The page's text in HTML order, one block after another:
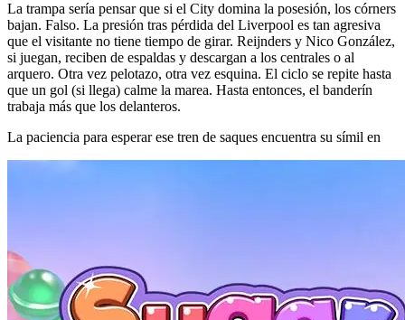
La trampa sería pensar que si el City domina la posesión, los córners
bajan. Falso. La presión tras pérdida del Liverpool es tan agresiva
que el visitante no tiene tiempo de girar. Reijnders y Nico González,
si juegan, reciben de espaldas y descargan a los centrales o al
arquero. Otra vez pelotazo, otra vez esquina. El ciclo se repite hasta
que un gol (si llega) calme la marea. Hasta entonces, el banderín
trabaja más que los delanteros.
La paciencia para esperar ese tren de saques encuentra su símil en